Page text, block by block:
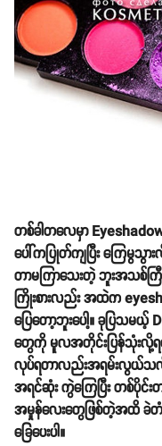
တစ်ခါတလေမှာ
ပေါ်ကပြုတ်ကျပြီး ကြေမွသွာ
တာမကြာသေးတဲ့ ဘူးအသစ်ကြီး
ကြိုးစားလည်း အထဲက
ပြေတော့ဘူးပေါ့။ ခုပြသမ
တွေကို မူလအတိုင်းပြန်သုံးလို့ရစ
လုပ်ရတာလည်းအရမ်းလွယ်သလို
အရင်ဆုံး ကွဲကြေပြီး တစ်ပိုင်
အမှုန်လေးတွေဖြစ်တဲ့အထိ ခဲတံလေ
ခြေပေးပါ။